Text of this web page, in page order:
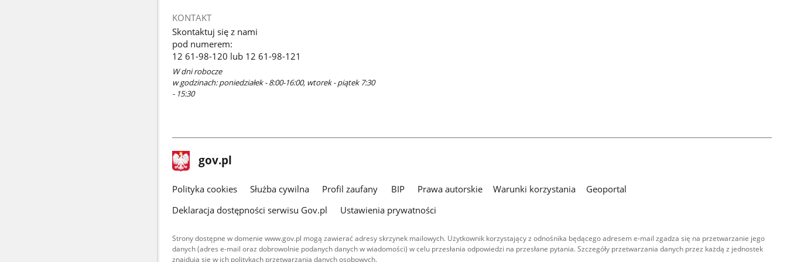
KONTAKT
Skontaktuj się z nami
pod numerem:
12 61-98-120 lub 12 61-98-121
W dni robocze
w godzinach: poniedziałek - 8:00-16:00, wtorek - piątek 7:30
- 15:30
stopka
gov.pl Strona
gov.pl
gov.pl
Polityka cookies Służba cywilna Profil zaufany BIP Prawa autorskie Warunki korzystania
Geoportal
Deklaracja dostępności serwisu Gov.pl
Ustawienia prywatności
Strony dostępne w domenie www.gov.pl mogą zawierać adresy skrzynek mailowych. Użytkownik korzystający z odnośnika będącego adresem e-mail zgadza się na przetwarzanie jego
danych (adres e-mail oraz dobrowolnie podanych danych w wiadomości) w celu przesłania odpowiedzi na przesłane pytania. Szczegóły przetwarzania danych przez każdą z jednostek
znajdują się w ich politykach przetwarzania danych osobowych.